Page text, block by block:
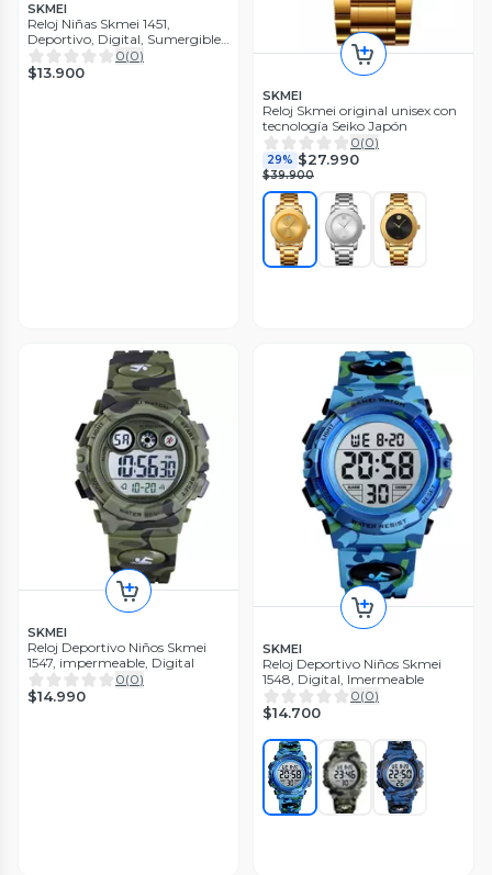
SKMEI
Reloj Niñas Skmei 1451,
Deportivo, Digital, Sumergible,
Alarma
0(0)
$13.900
SKMEI
Reloj Skmei original unisex con
tecnología Seiko Japón
0(0)
29% $27.990
$39.900
SKMEI
Reloj Deportivo Niños Skmei
1547, impermeable, Digital
0(0)
$14.990
SKMEI
Reloj Deportivo Niños Skmei
1548, Digital, Imermeable
0(0)
$14.700